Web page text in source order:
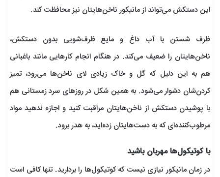
این دستکش می‌تواند از مانیکور ناخن‌هایتان نیز محافظت کند.
ظرف شستن با آب داغ و مایع ظرف‌شویی بدون دستکش،
ناخن‌هایتان را ضعیف می‌کند. در هنگام انجام کارهایی مانند باغبانی
هم به‌ این دلیل که گل و خاک زیادی لای ناخن‌ها می‌رود، تمیز
کردن‌شان دشوار می‌شود. به همین شکل در روزهای سرد زمستانی هم
با پوشیدن دستکش از ناخن‌هایتان مراقبت کنید و اجازه ندهید مواد
مرطوب‌کننده‌ای که به دست‌هایتان زده‌اید، به هدر برود.
با کوتیکول‌ها مهربان باشید
در زمان مانیکور نیازی نیست که کوتیکول‌ها را بردارید. تنها کافی است